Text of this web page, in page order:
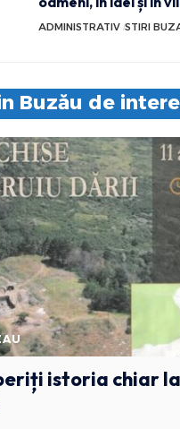
ADMINISTRATIV STIRI
Buzău de
istoria chiar